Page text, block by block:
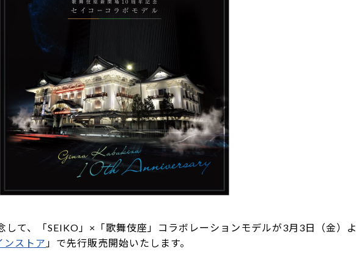
して、「SEIKO」×「歌舞伎座」コラボレーションモデルが3月3日（金）よ
ンストア 」で先行販売開始いたします。